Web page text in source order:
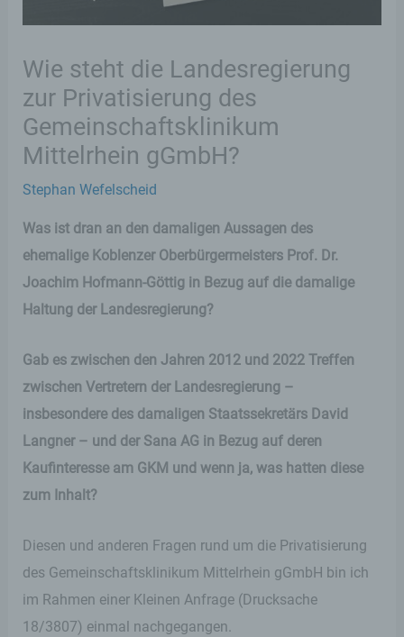
Wie steht die Landesregierung
zur Privatisierung des
Gemeinschaftsklinikum
Mittelrhein gGmbH?
Stephan Wefelscheid
Was ist dran an den damaligen Aussagen des
ehemalige Koblenzer Oberbürgermeisters Prof. Dr.
Joachim Hofmann-Göttig in Bezug auf die damalige
Haltung der Landesregierung?
Gab es zwischen den Jahren 2012 und 2022 Treffen
zwischen Vertretern der Landesregierung –
insbesondere des damaligen Staatssekretärs David
Langner – und der Sana AG in Bezug auf deren
Kaufinteresse am GKM und wenn ja, was hatten diese
zum Inhalt?
Diesen und anderen Fragen rund um die Privatisierung
des Gemeinschaftsklinikum Mittelrhein gGmbH bin ich
im Rahmen einer Kleinen Anfrage (Drucksache
18/3807) einmal nachgegangen.